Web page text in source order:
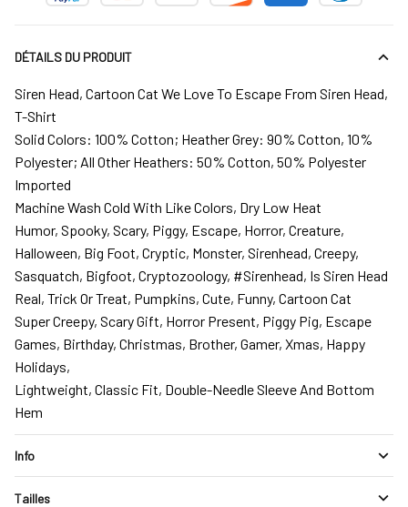
DÉTAILS DU PRODUIT
Siren Head, Cartoon Cat We Love To Escape From Siren Head,
T-Shirt
Solid Colors: 100% Cotton; Heather Grey: 90% Cotton, 10%
Polyester; All Other Heathers: 50% Cotton, 50% Polyester
Imported
Machine Wash Cold With Like Colors, Dry Low Heat
Humor, Spooky, Scary, Piggy, Escape, Horror, Creature,
Halloween, Big Foot, Cryptic, Monster, Sirenhead, Creepy,
Sasquatch, Bigfoot, Cryptozoology, #Sirenhead, Is Siren Head
Real, Trick Or Treat, Pumpkins, Cute, Funny, Cartoon Cat
Super Creepy, Scary Gift, Horror Present, Piggy Pig, Escape
Games, Birthday, Christmas, Brother, Gamer, Xmas, Happy
Holidays,
Lightweight, Classic Fit, Double-Needle Sleeve And Bottom
Hem
Info
Tailles